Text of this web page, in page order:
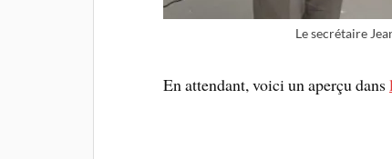
Le secrétaire
En attendant, voici un aperçu dans